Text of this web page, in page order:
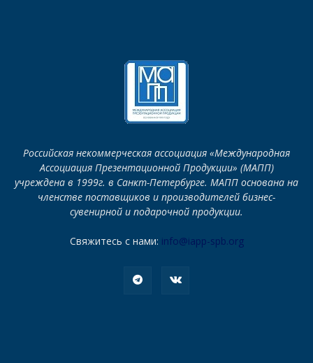
Российская некоммерческая ассоциация «Международная
Ассоциация Презентационной Продукции» (МАПП)
учреждена в 1999г. в Санкт-Петербурге. МАПП основана на
членстве поставщиков и производителей бизнес-
сувенирной и подарочной продукции.
Свяжитесь с нами: info@iapp-spb.org